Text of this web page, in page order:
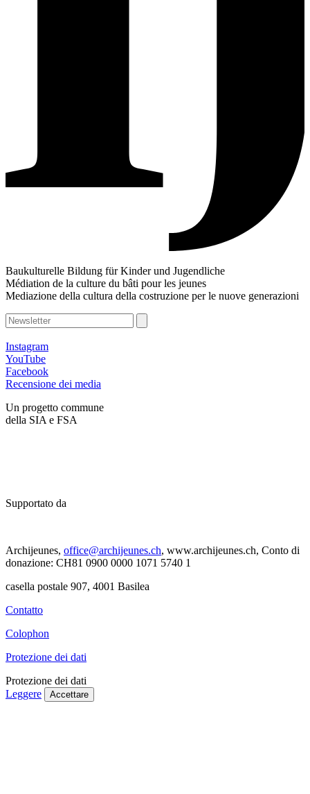
Baukulturelle Bildung für Kinder und Jugendliche
Médiation de la culture du bâti pour les jeunes
Mediazione della cultura della costruzione per le nuove generazioni
Instagram
YouTube
Facebook
Recensione dei media
Un progetto commune
della SIA e FSA
Supportato da
Archijeunes, office@archijeunes.ch, www.archijeunes.ch, Conto di
donazione: CH81 0900 0000 1071 5740 1
casella postale 907, 4001 Basilea
Contatto
Colophon
Protezione dei dati
Protezione dei dati
Leggere
Accettare